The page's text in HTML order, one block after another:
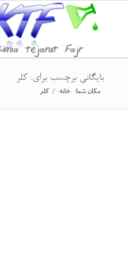
بایگانی برچسب برای: کلر
مکان شما: خانه / کلر